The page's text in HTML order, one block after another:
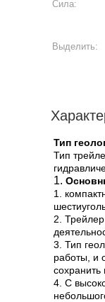
Сила:
Выделить:
Тип
Тип
1.
1.
2.
3. Тип
работы, и
сохранить
4. С